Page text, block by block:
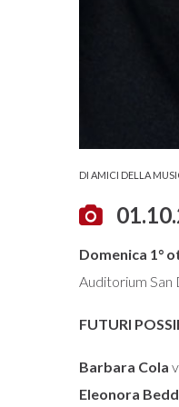
DI AMICI DELLA
Domenica 1°
Auditorium San
FUTURI
Barbara Cola
Eleonora